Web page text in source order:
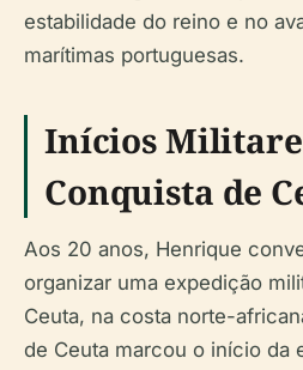
estabilidade do reino e no
marítimas portuguesas.
Inícios
Conquista de
Aos 20 anos, Henrique
organizar uma expedição
Ceuta, na costa norte-
de Ceuta marcou o início da